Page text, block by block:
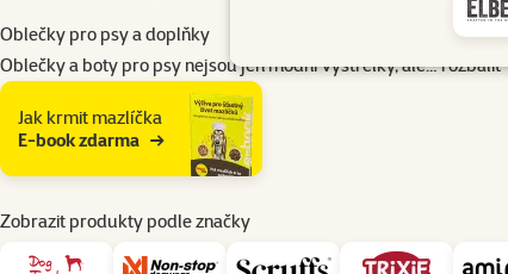
Oblečky pro psy a doplňky
Oblečky a boty pro psy nejsou jen módní výstřelky, ale…rozbalit
Podkategorie
Jak krmit mazlíčka
E-book zdarma
Zobrazit produkty podle značky